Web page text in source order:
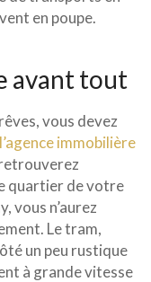
en poupe.
avant tout
vous devez
immobilière
quartier de votre
vous n’aurez
Le tram,
un peu rustique
à grande vitesse